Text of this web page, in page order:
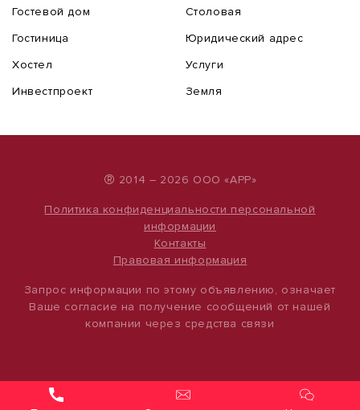
Гостевой дом
Гостиница
Хостел
Инвестпроект
Столовая
Юридический адрес
Услуги
Земля
® 2014 – 2026 ООО «АРР»
Политика конфиденциальности персональной
информации
Контакты
Правовая информация
Запрос информации по этому объявлению, означает
Ваше согласие на получение сообщений от нашей
компании через средства связи